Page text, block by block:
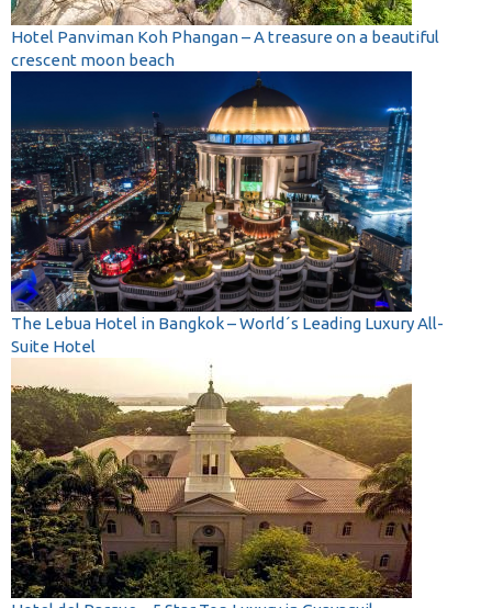
Hotel Panviman Koh Phangan – A treasure on a beautiful
crescent moon beach
The Lebua Hotel in Bangkok – World´s Leading Luxury All-
Suite Hotel